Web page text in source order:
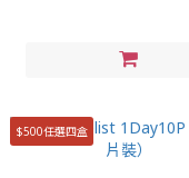
$500任選四盒